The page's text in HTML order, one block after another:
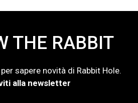
THE RABBIT
sapere novità di Rabbit Hole.
alla newsletter